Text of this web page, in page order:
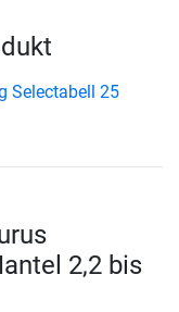
Selectabell 25
2,2 bis